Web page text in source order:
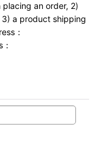
an order, 2)
a product shipping
：